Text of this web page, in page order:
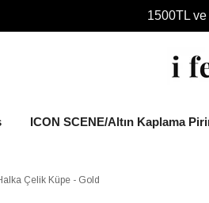
1500TL
ICON SCENE/Altın Kaplama
Çelik Küpe - Gold